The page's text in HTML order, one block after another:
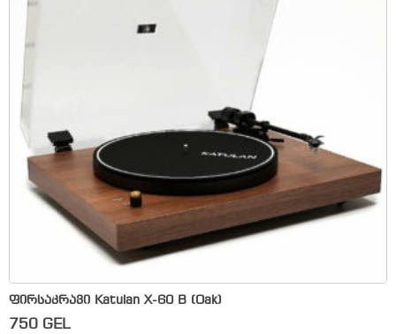
ფირსაკრავი Katulan X-60 B (Oak)
750 GEL